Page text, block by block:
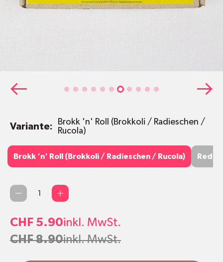
Variante:
Brokk 'n' Roll (Brokkoli / Radieschen /
Rucola)
Brokk 'n' Roll (Brokkoli / Radieschen /
Rucola)
Brokk 'n' Roll (Brokkoli / Radieschen / Rucola)
Red
Senf)
Red
Quantité
CHF 5.90inkl. MwSt.
CHF 8.90inkl. MwSt.